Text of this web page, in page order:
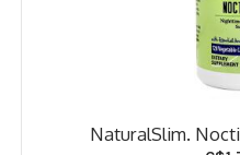
NaturalSlim.